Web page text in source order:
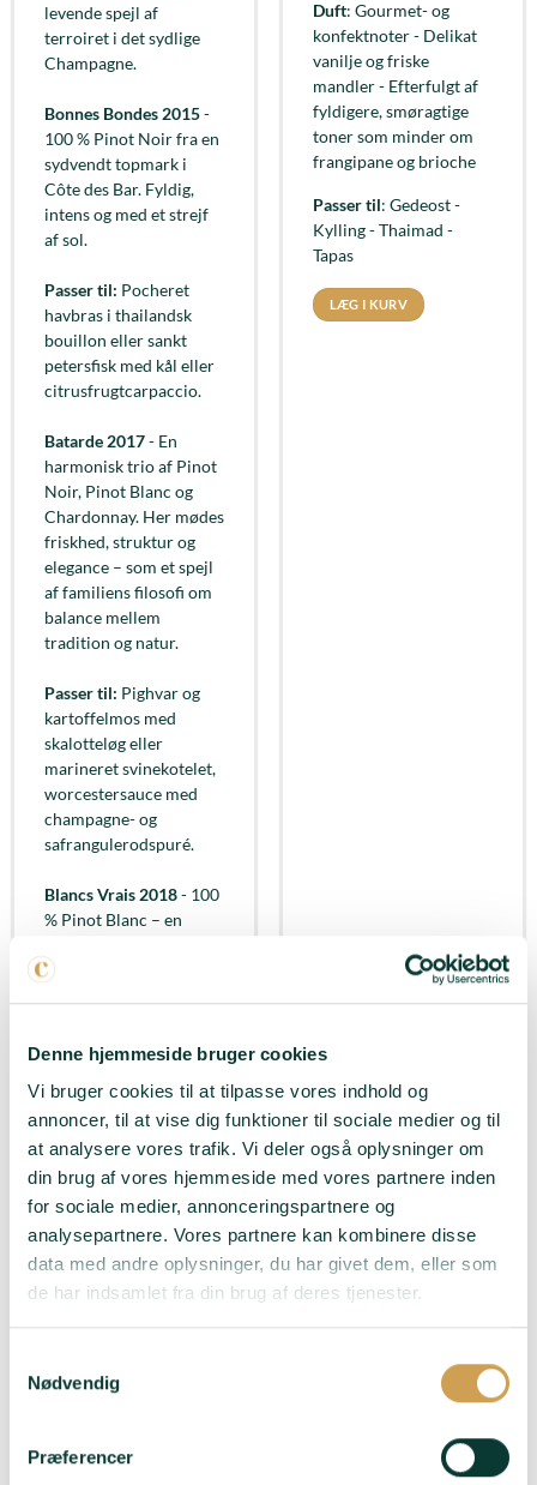
Denne hjemmeside bruger cookies
Vi bruger cookies til at tilpasse vores indhold og
annoncer, til at vise dig funktioner til sociale medier og til
at analysere vores trafik. Vi deler også oplysninger om
din brug af vores hjemmeside med vores partnere inden
for sociale medier, annonceringspartnere og
analysepartnere. Vores partnere kan kombinere disse
data med andre oplysninger, du har givet dem, eller som
de har indsamlet fra din brug af deres tjenester.
Nødvendig
Præferencer
levende spejl af
terroiret i det sydlige
Champagne.
Bonnes Bondes 2015-
100 % Pinot Noir fra en
sydvendt topmark i
Côte des Bar. Fyldig,
intens og med et strejf
af sol.
Passer til: Pocheret
havbras i thailandsk
bouillon eller sankt
petersfisk med kål eller
citrusfrugtcarpaccio.
Batarde 2017- En
harmonisk trio af Pinot
Noir, Pinot Blanc og
Chardonnay. Her mødes
friskhed, struktur og
elegance – som et spejl
af familiens filosofi om
balance mellem
tradition og natur.
Passer til: Pighvar og
kartoffelmos med
skalotteløg eller
marineret svinekotelet,
worcestersauce med
champagne- og
safrangulerodspuré.
Blancs Vrais 2018- 100
% Pinot Blanc – en
Oriane formår at løfte
Elegant, aromatisk og
Passer til:Havbars med
hollandaise, østers og
grillede asparges.
LÆG I KURV
Duft: Gourmet- og
konfektnoter - Delikat
vanilje og friske
mandler - Efterfulgt af
fyldigere, smøragtige
toner som minder om
frangipane og brioche
Passer til: Gedeost -
Kylling - Thaimad -
Tapas
LÆG I KURV